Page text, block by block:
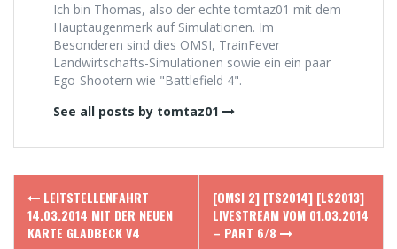
Ich bin Thomas, also der echte tomtaz01 mit dem
Hauptaugenmerk auf Simulationen. Im
Besonderen sind dies OMSI, TrainFever
Landwirtschafts-Simulationen sowie ein ein paar
Ego-Shootern wie "Battlefield 4".
See all posts by tomtaz01
Post
navigation
LEITSTELLENFAHRT
14.03.2014 MIT DER NEUEN
KARTE GLADBECK V4
[OMSI 2] [TS2014] [LS2013]
LIVESTREAM VOM 01.03.2014
– PART 6/8